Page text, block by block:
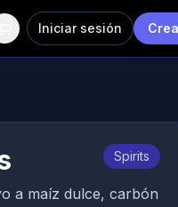
Iniciar sesión
Spirits
a maíz dulce, carbón